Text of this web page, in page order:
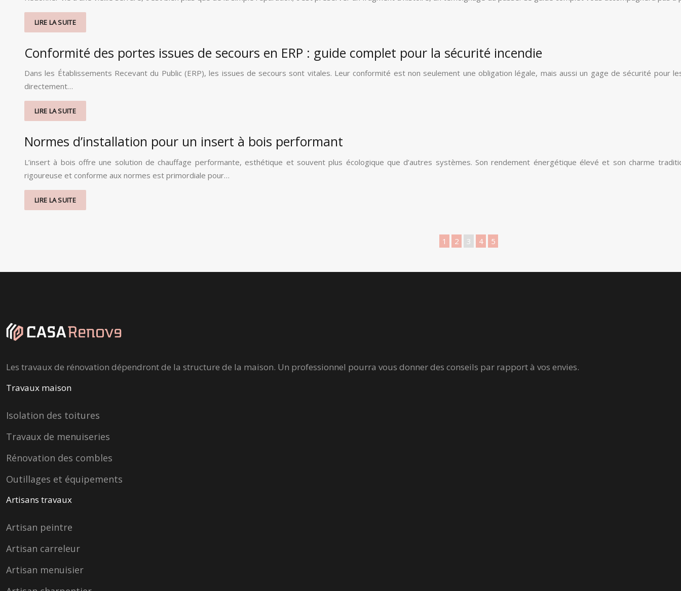
LIRE LA SUITE
Conformité des portes issues de secours en ERP : guide complet pour la sécurité incendie
Dans les Établissements Recevant du Public (ERP), les issues de secours sont vitales. Leur conformité est non seulement une obligation légale, mais aussi un gage de sécurité pour
directement…
LIRE LA SUITE
Normes d’installation pour un insert à bois performant
L’insert à bois offre une solution de chauffage performante, esthétique et souvent plus écologique que d’autres systèmes. Son rendement énergétique élevé et son charme
rigoureuse et conforme aux normes est primordiale pour…
LIRE LA SUITE
1 2 3 4 5
Les travaux de rénovation dépendront de la structure de la maison. Un professionnel pourra vous donner des conseils par rapport à vos envies.
Travaux maison
Isolation des toitures
Travaux de menuiseries
Rénovation des combles
Outillages et équipements
Artisans travaux
Artisan peintre
Artisan carreleur
Artisan menuisier